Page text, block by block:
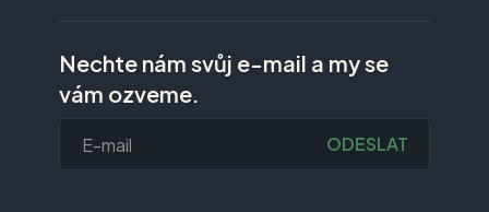
Nechte nám svůj e-mail a my se
vám ozveme.
ODESLAT